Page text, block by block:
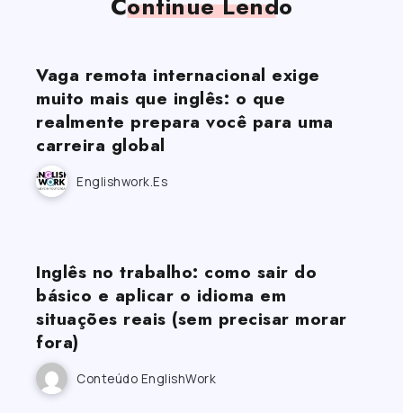
Continue Lendo
Vaga remota internacional exige
muito mais que inglês: o que
realmente prepara você para uma
carreira global
Englishwork.es
Inglês no trabalho: como sair do
básico e aplicar o idioma em
situações reais (sem precisar morar
fora)
Conteúdo EnglishWork